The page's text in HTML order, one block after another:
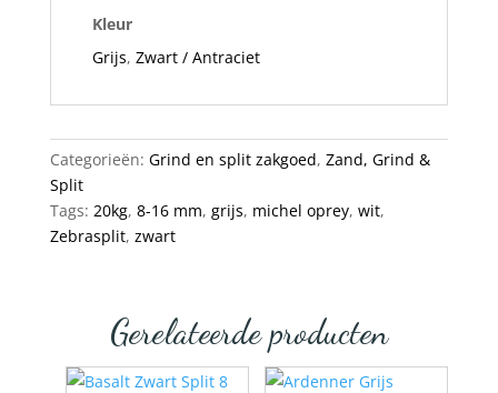
Kleur
Grijs, Zwart / Antraciet
Categorieën: Grind en split zakgoed, Zand, Grind &
Split
Tags: 20kg, 8-16 mm, grijs, michel oprey, wit,
Zebrasplit, zwart
Gerelateerde producten